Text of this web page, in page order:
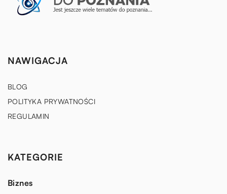
NAWIGACJA
BLOG
POLITYKA PRYWATNOŚCI
REGULAMIN
KATEGORIE
Biznes